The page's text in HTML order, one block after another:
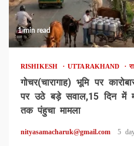
1 min read
RISHIKESH UTTARAKHAND
गोचर(चारागाह) भूमि पर
पर उठे बड़े सवाल,15 दिन में
तक पंहुचा मामला
nityasamacharuk@gmail.com 5